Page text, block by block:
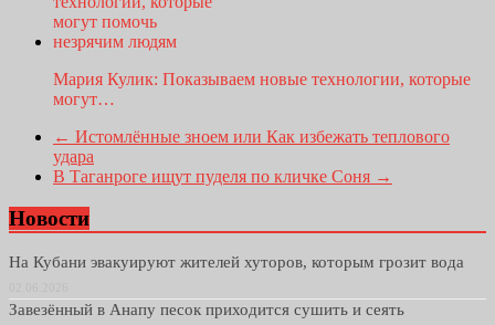
Мария Кулик: Показываем новые технологии, которые
могут…
← Истомлённые зноем или Как избежать теплового
удара
В Таганроге ищут пуделя по кличке Соня →
Новости
На Кубани эвакуируют жителей хуторов, которым грозит вода
Завезённый в Анапу песок приходится сушить и сеять